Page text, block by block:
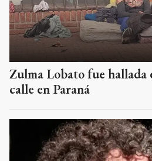
Zulma Lobato fue hallada
calle en Paraná